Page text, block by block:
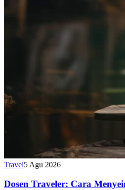
Travel5 Agu 2026
Dosen Traveler: Cara